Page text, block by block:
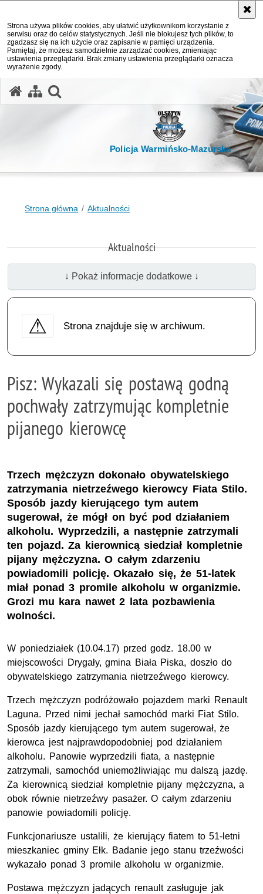
Strona używa plików cookies, aby ułatwić użytkownikom korzystanie z
serwisu oraz do celów statystycznych. Jeśli nie blokujesz tych plików, to
zgadzasz się na ich użycie oraz zapisanie w pamięci urządzenia.
Pamiętaj, że możesz samodzielnie zarządzać cookies, zmieniając
ustawienia przeglądarki. Brak zmiany ustawienia przeglądarki oznacza
wyrażenie zgody.
Policja Warmińsko-Mazurska
Strona główna Aktualności
Aktualności
↓ Pokaż informacje dodatkowe ↓
Strona znajduje się w archiwum.
Pisz: Wykazali się postawą godną
pochwały zatrzymując kompletnie
pijanego kierowcę
Trzech mężczyzn dokonało obywatelskiego
zatrzymania nietrzeźwego kierowcy Fiata Stilo.
Sposób jazdy kierującego tym autem
sugerował, że mógł on być pod działaniem
alkoholu. Wyprzedzili, a następnie zatrzymali
ten pojazd. Za kierownicą siedział kompletnie
pijany mężczyzna. O całym zdarzeniu
powiadomili policję. Okazało się, że 51-latek
miał ponad 3 promile alkoholu w organizmie.
Grozi mu kara nawet 2 lata pozbawienia
wolności.
W poniedziałek (10.04.17) przed godz. 18.00 w
miejscowości Drygały, gmina Biała Piska, doszło do
obywatelskiego zatrzymania nietrzeźwego kierowcy.
Trzech mężczyzn podróżowało pojazdem marki Renault
Laguna. Przed nimi jechał samochód marki Fiat Stilo.
Sposób jazdy kierującego tym autem sugerował, że
kierowca jest najprawdopodobniej pod działaniem
alkoholu. Panowie wyprzedzili fiata, a następnie
zatrzymali, samochód uniemożliwiając mu dalszą jazdę.
Za kierownicą siedział kompletnie pijany mężczyzna, a
obok równie nietrzeźwy pasażer. O całym zdarzeniu
panowie powiadomili policję.
Funkcjonariusze ustalili, że kierujący fiatem to 51-letni
mieszkaniec gminy Ełk. Badanie jego stanu trzeźwości
wykazało ponad 3 promile alkoholu w organizmie.
Postawa mężczyzn jadących renault zasługuje jak